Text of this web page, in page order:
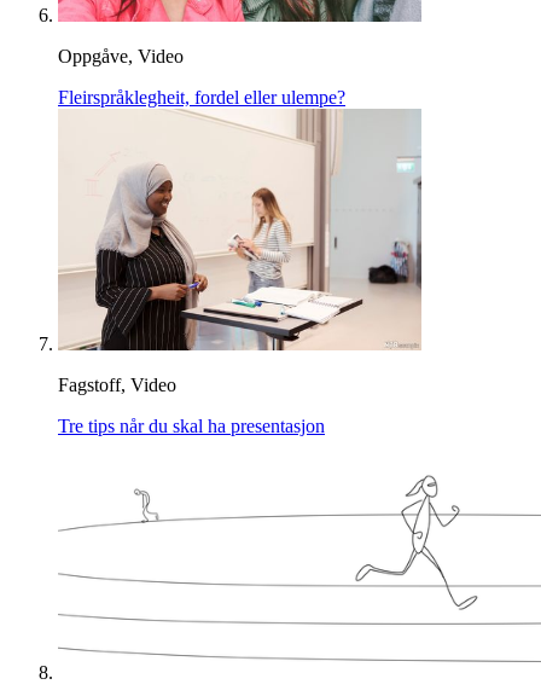
Oppgåve, Video
Fleirspråklegheit, fordel eller ulempe?
Fagstoff, Video
Tre tips når du skal ha presentasjon